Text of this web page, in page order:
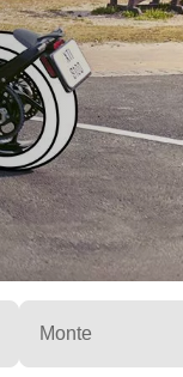
Monte